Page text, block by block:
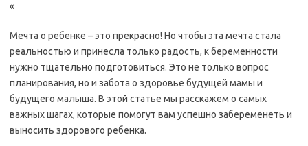
«
Мечта о ребенке – это прекрасно! Но чтобы эта мечта стала
реальностью и принесла только радость, к беременности
нужно тщательно подготовиться. Это не только вопрос
планирования, но и забота о здоровье будущей мамы и
будущего малыша. В этой статье мы расскажем о самых
важных шагах, которые помогут вам успешно забеременеть и
выносить здорового ребенка.